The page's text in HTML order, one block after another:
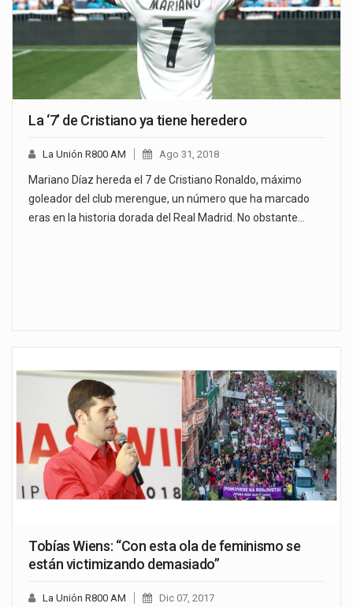
La ‘7’ de Cristiano ya tiene heredero
La Unión R800 AM Ago 31, 2018
Mariano Díaz hereda el 7 de Cristiano Ronaldo, máximo
goleador del club merengue, un número que ha marcado
eras en la historia dorada del Real Madrid. No obstante…
Tobías Wiens: “Con esta ola de feminismo se
están victimizando demasiado”
La Unión R800 AM Dic 07, 2017